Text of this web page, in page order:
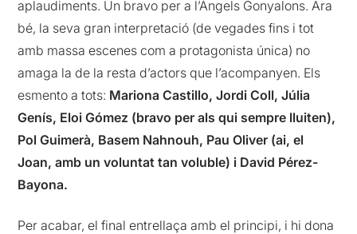
aplaudiments. Un bravo per a l’Àngels Gonyalons. Ara
bé, la seva gran interpretació (de vegades fins i tot
amb massa escenes com a protagonista única) no
amaga la de la resta d’actors que l’acompanyen. Els
esmento a tots: Mariona Castillo, Jordi Coll, Júlia
Genís, Eloi Gómez (bravo per als qui sempre lluiten),
Pol Guimerà, Basem Nahnouh, Pau Oliver (ai, el
Joan, amb un voluntat tan voluble) i David Pérez-
Bayona.
Per acabar, el final entrellaça amb el principi, i hi dona